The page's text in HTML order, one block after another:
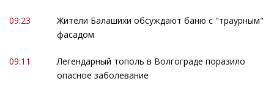
09:23
Жители Балашихи обсуждают баню с "траурным"
фасадом
09:11
Легендарный тополь в Волгограде поразило
опасное заболевание